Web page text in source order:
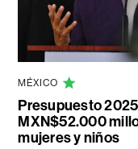
MÉXICO
Presupuesto
MXN$52.000
mujeres y niños